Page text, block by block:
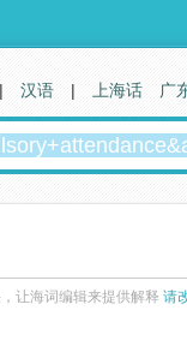
让海词编辑来提供解释 请
| 汉语 | 上海话 广